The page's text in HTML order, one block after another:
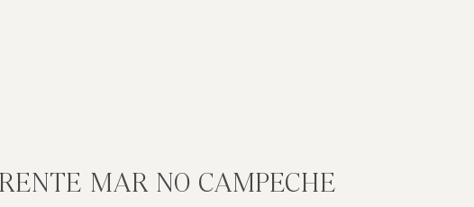
MAR NO CAMPECHE